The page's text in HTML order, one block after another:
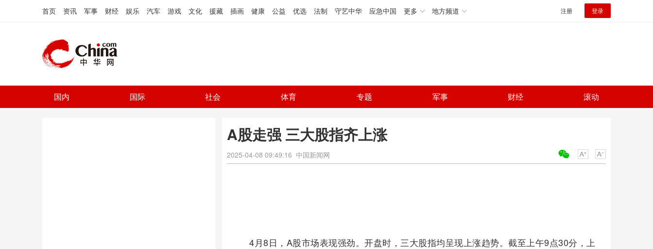
首页 资讯 军事 财经 娱乐 汽车 游戏 文化 援藏 插画 健康 公益 优选 法制 守艺中华 应急中国 更多 地方频道 注册 登录
国内 国际 社会 体育 专题 军事 财经 滚动
A股走强 三大股指齐上涨
2025-04-08 09:49:16 中国新闻网
4月8日，A股市场表现强劲。开盘时，三大股指均呈现上涨趋势。截至上午9点30分，上